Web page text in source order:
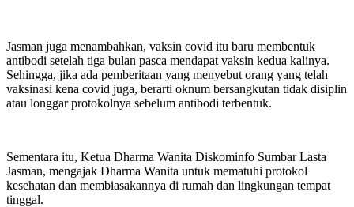
Jasman juga menambahkan, vaksin covid itu baru membentuk
antibodi setelah tiga bulan pasca mendapat vaksin kedua kalinya.
Sehingga, jika ada pemberitaan yang menyebut orang yang telah
vaksinasi kena covid juga, berarti oknum bersangkutan tidak disiplin
atau longgar protokolnya sebelum antibodi terbentuk.
Sementara itu, Ketua Dharma Wanita Diskominfo Sumbar Lasta
Jasman, mengajak Dharma Wanita untuk mematuhi protokol
kesehatan dan membiasakannya di rumah dan lingkungan tempat
tinggal.